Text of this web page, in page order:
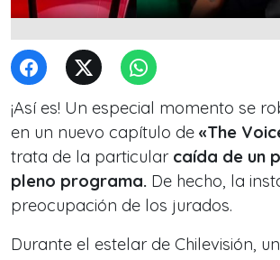
¡Así es! Un especial momento se
en un nuevo capítulo de «The
trata de la particular caída de un
pleno programa. De hecho, la
preocupación de los jurados.
Durante el estelar de Chilevisión,